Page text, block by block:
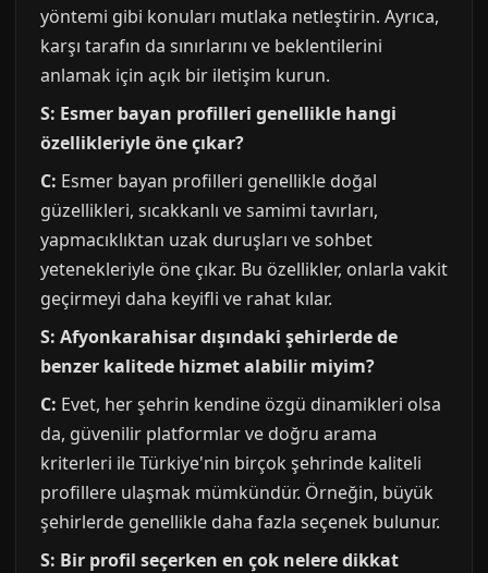
yöntemi gibi konuları mutlaka netleştirin. Ayrıca,
karşı tarafın da sınırlarını ve beklentilerini
anlamak için açık bir iletişim kurun.
S: Esmer bayan profilleri genellikle hangi
özellikleriyle öne çıkar?
C: Esmer bayan profilleri genellikle doğal
güzellikleri, sıcakkanlı ve samimi tavırları,
yapmacıklıktan uzak duruşları ve sohbet
yetenekleriyle öne çıkar. Bu özellikler, onlarla vakit
geçirmeyi daha keyifli ve rahat kılar.
S: Afyonkarahisar dışındaki şehirlerde de
benzer kalitede hizmet alabilir miyim?
C: Evet, her şehrin kendine özgü dinamikleri olsa
da, güvenilir platformlar ve doğru arama
kriterleri ile Türkiye'nin birçok şehrinde kaliteli
profillere ulaşmak mümkündür. Örneğin, büyük
şehirlerde genellikle daha fazla seçenek bulunur.
S: Bir profil seçerken en çok nelere dikkat